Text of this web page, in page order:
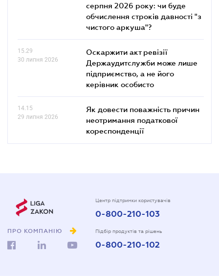
серпня 2026 року: чи буде
обчислення строків давності "з
чистого аркуша"?
15.29
30 липня 2026
Оскаржити акт ревізії
Держаудитслужби може лише
підприємство, а не його
керівник особисто
14.15
29 липня 2026
Як довести поважність причин
неотримання податкової
кореспонденції
ПРО КОМПАНІЮ
Центр підтримки користувачів
0-800-210-103
Підбір продуктів та рішень
0-800-210-102